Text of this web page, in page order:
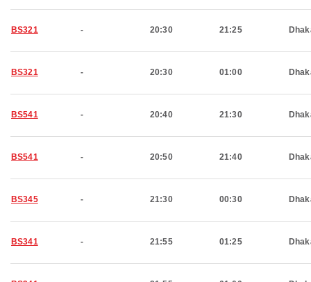
BS321 - 20:30 21:25
BS321 - 20:30 01:00
BS541 - 20:40 21:30
BS541 - 20:50 21:40
BS345 - 21:30 00:30
BS341 - 21:55 01:25